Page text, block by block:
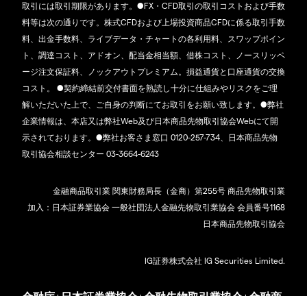
取引には取引期限があります。●FX・CFD取引の取引コストおよび手数
料等は次の通りです。株式CFDおよび上場投資商品CFDに係る取引手数
料、出金手数料、ライブデータ・チャートの各利用料、スワップポイン
ト、調達コスト、アドオン、配当金相当額、借株コスト、ノースリッペ
ージ注文保証料、ノックアウトプレミアム。損益通貨と口座通貨の交換
コスト。 ●契約締結前交付書面を熟読し十分に仕組みやリスクをご理
解いただいた上で、ご自身の判断にてお取引をお願い致します。●弊社
企業情報は、本店又は弊社Web及び日本商品先物取引協会Webにて開
示されております。●弊社お客さま窓口 0120-257-734、日本商品先物
取引協会相談センター 03-3664-6243
金融商品取引業 関東財務局長（金商）第255号 商品先物取引業
加入：日本証券業協会 一般社団法人金融先物取引業協会 会員番号1168
日本商品先物取引協会
IG証券株式会社 IG Securities Limited.